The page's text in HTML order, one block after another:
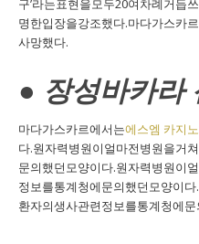
구’라는표현을모두20여차례거듭
명한입장을강조했다.마다가스카
사망했다.
● 장성바카라
마다가스카르에서는에스엠 카지노
다.원자력병원이얼마전병원을거
문의했던모양이다.원자력병원이
정보를통계청에문의했던모양이
환자의생사관련정보를통계청에